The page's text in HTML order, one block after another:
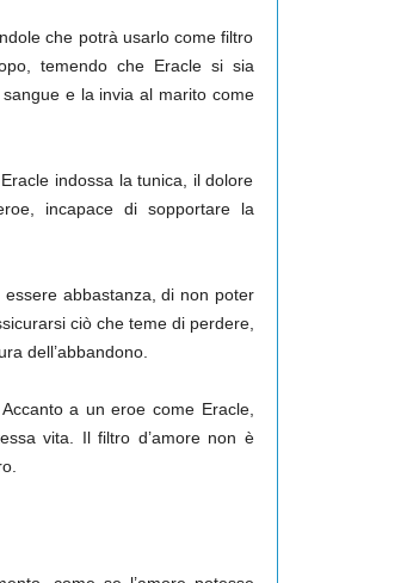
che potrà usarlo come filtro
temendo che Eracle si sia
e la invia al marito come
indossa la tunica, il dolore
incapace di sopportare la
abbastanza, di non poter
ciò che teme di perdere,
dell’abbandono.
a un eroe come Eracle,
vita. Il filtro d’amore non è